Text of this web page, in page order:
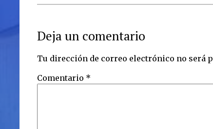
Deja un comentario
Tu dirección de correo electrónico no será
Comentario *